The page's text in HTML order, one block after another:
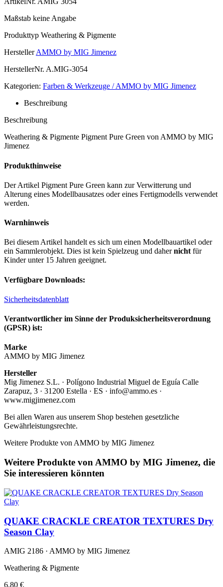
Maßstab keine Angabe
Produkttyp Weathering & Pigmente
Hersteller AMMO by MIG Jimenez
HerstellerNr. A.MIG-3054
Kategorien: Farben & Werkzeuge / AMMO by MIG Jimenez
Beschreibung
Beschreibung
Weathering & Pigmente Pigment Pure Green von AMMO by MIG
Jimenez
Produkthinweise
Der Artikel Pigment Pure Green kann zur Verwitterung und
Alterung eines Modellbausatzes oder eines Fertigmodells verwendet
werden.
Warnhinweis
Bei diesem Artikel handelt es sich um einen Modellbauartikel oder
ein Sammlerobjekt. Dies ist kein Spielzeug und dahernicht für
Kinder unter 15 Jahren geeignet.
Verfügbare Downloads:
Sicherheitsdatenblatt
Verantwortlicher im Sinne der Produksicherheitsverordnung
(GPSR) ist:
Marke
AMMO by MIG Jimenez
Hersteller
Mig Jimenez S.L. · Polígono Industrial Miguel de Eguía Calle
Zarapuz, 3 · 31200 Estella · ES · info@ammo.es ·
www.migjimenez.com
Bei allen Waren aus unserem Shop bestehen gesetzliche
Gewährleistungsrechte.
Weitere Produkte von AMMO by MIG Jimenez
Weitere Produkte von AMMO by MIG Jimenez, die
Sie interessieren könnten
QUAKE CRACKLE CREATOR TEXTURES Dry
Season Clay
AMIG 2186 · AMMO by MIG Jimenez
Weathering & Pigmente
6,80 €